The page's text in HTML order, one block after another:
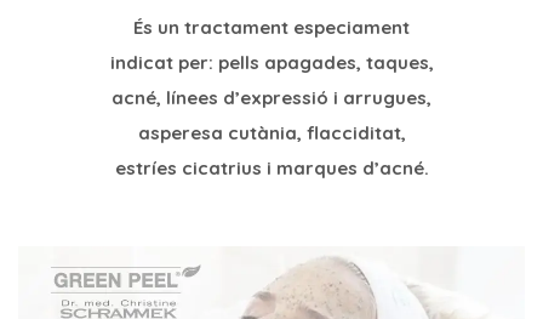
És un tractament especiament
indicat per: pells apagades, taques,
acné, línees d’expressió i arrugues,
asperesa cutània, flacciditat,
estríes cicatrius i marques d’acné.